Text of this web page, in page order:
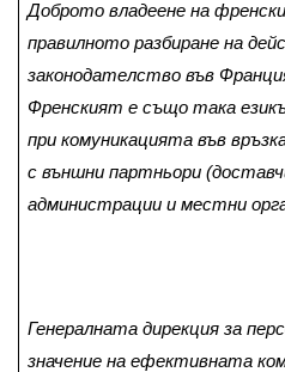
Доброто владеене на
правилното разбиране на
законодателство във
Френският е също така
при комуникацията във
с външни партньори
администрации и местни
Генералната дирекция за
значение на ефективната